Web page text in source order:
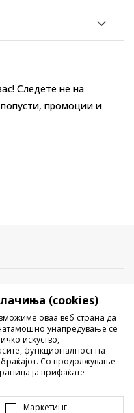
Следете не на
промоции и
на содржината од
или целосно a се
содржини, ниту
да се објавуваат или да
согласност од БДС.МК
(cookies)
оваа веб страна да
унапредување се
искуство,
функционалност на
Со продолжување
ја прифаќате
Маркетинг